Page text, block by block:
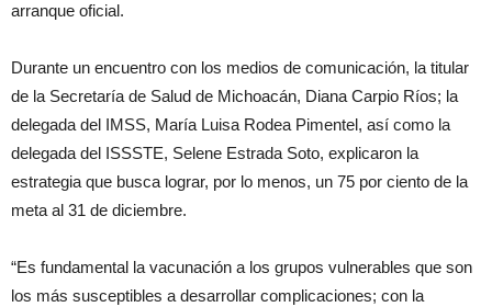
arranque oficial.
Durante un encuentro con los medios de comunicación, la titular
de la Secretaría de Salud de Michoacán, Diana Carpio Ríos; la
delegada del IMSS, María Luisa Rodea Pimentel, así como la
delegada del ISSSTE, Selene Estrada Soto, explicaron la
estrategia que busca lograr, por lo menos, un 75 por ciento de la
meta al 31 de diciembre.
“Es fundamental la vacunación a los grupos vulnerables que son
los más susceptibles a desarrollar complicaciones; con la